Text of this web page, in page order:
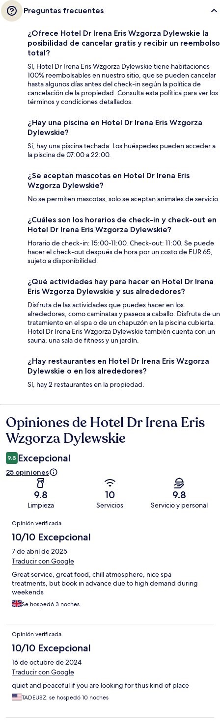
Preguntas frecuentes
¿Ofrece Hotel Dr Irena Eris Wzgorza Dylewskie la
posibilidad de cancelar gratis y recibir un reembolso
total?
Sí, Hotel Dr Irena Eris Wzgorza Dylewskie tiene habitaciones
100% reembolsables en nuestro sitio, que se pueden cancelar
hasta algunos días antes del check-in según la política de
cancelación de la propiedad. Consulta esta política para ver los
términos y condiciones detallados.
¿Hay una piscina en Hotel Dr Irena Eris Wzgorza
Dylewskie?
Sí, hay una piscina techada. Los huéspedes pueden acceder a
la piscina de 07:00 a 22:00.
¿Se aceptan mascotas en Hotel Dr Irena Eris
Wzgorza Dylewskie?
No se permiten mascotas, solo se aceptan animales de servicio.
¿Cuáles son los horarios de check-in y check-out en
Hotel Dr Irena Eris Wzgorza Dylewskie?
Horario de check-in: 15:00-11:00. Check-out: 11:00. Se puede
hacer el check-out después de hora por un costo de EUR 65,
sujeto a disponibilidad.
¿Qué actividades hay para hacer en Hotel Dr Irena
Eris Wzgorza Dylewskie y sus alrededores?
Disfruta de las actividades que puedes hacer en los
alrededores, como caminatas y paseos a caballo. Disfruta de un
tratamiento en el spa o de un chapuzón en la piscina cubierta.
Hotel Dr Irena Eris Wzgorza Dylewskie también cuenta con un
sauna, una sala de fitness y un jardín.
¿Hay restaurantes en Hotel Dr Irena Eris Wzgorza
Dylewskie o en los alrededores?
Sí, hay 2 restaurantes en la propiedad.
Opiniones
Opiniones de Hotel Dr Irena Eris
Wzgorza Dylewskie
9.8 Excepcional
25 opiniones
9.8
Limpieza
10
Servicios
9.8
Servicio y personal
Opiniones
Opinión verificada
10/10 Excepcional
7 de abril de 2025
Traducir con Google
Great service, great food, chill atmosphere, nice spa
treatments, but book in advance due to high demand during
weekends
Se hospedó 3 noches
Opinión verificada
10/10 Excepcional
16 de octubre de 2024
Traducir con Google
quiet and peaceful if you are looking for thus kind of place
TADEUSZ, se hospedó 10 noches